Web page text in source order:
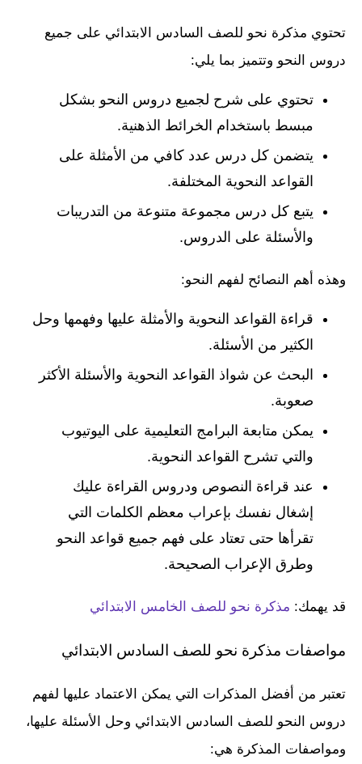
تحتوي مذكرة نحو للصف السادس الابتدائي على جميع
دروس النحو وتتميز بما يلي:
تحتوي على شرح لجميع دروس النحو بشكل
مبسط باستخدام الخرائط الذهنية.
يتضمن كل درس عدد كافي من الأمثلة على
القواعد النحوية المختلفة.
يتبع كل درس مجموعة متنوعة من التدريبات
والأسئلة على الدروس.
وهذه أهم النصائح لفهم النحو:
قراءة القواعد النحوية والأمثلة عليها وفهمها وحل
الكثير من الأسئلة.
البحث عن شواذ القواعد النحوية والأسئلة الأكثر
صعوبة.
يمكن متابعة البرامج التعليمية على اليوتيوب
والتي تشرح القواعد النحوية.
عند قراءة النصوص ودروس القراءة عليك
إشغال نفسك بإعراب معظم الكلمات التي
تقرأها حتى تعتاد على فهم جميع قواعد النحو
وطرق الإعراب الصحيحة.
قد يهمك: مذكرة نحو للصف الخامس الابتدائي
مواصفات مذكرة نحو للصف السادس الابتدائي
تعتبر من أفضل المذكرات التي يمكن الاعتماد عليها لفهم
دروس النحو للصف السادس الابتدائي وحل الأسئلة عليها،
ومواصفات المذكرة هي: